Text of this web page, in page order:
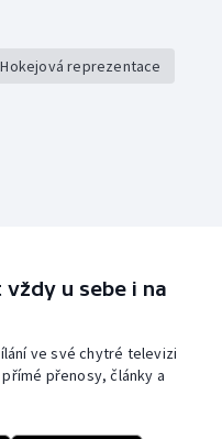
Hokejová reprezentace
u sebe i na
ve své chytré televizi
přenosy, články a